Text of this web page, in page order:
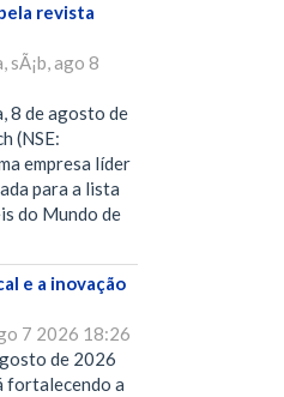
revista
sÃ¡b, ago 8
8 de agosto de
(NSE:
empresa líder
para a lista
do Mundo de
e a inovação
7 2026 18:26
de 2026
fortalecendo a